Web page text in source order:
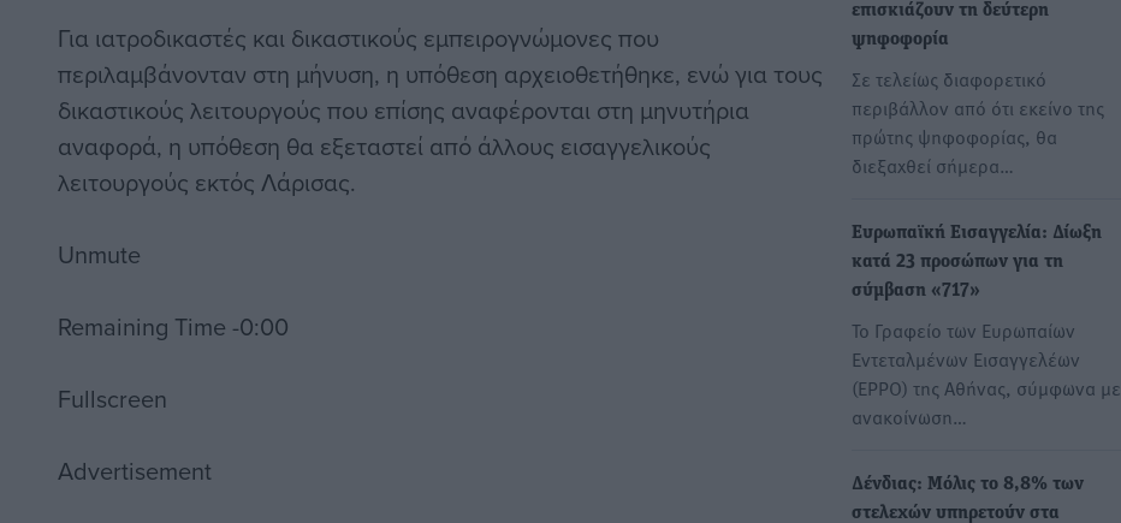
Για ιατροδικαστές και δικαστικούς εμπειρογνώμονες που
περιλαμβάνονταν στη μήνυση, η υπόθεση αρχειοθετήθηκε, ενώ για τους
δικαστικούς λειτουργούς που επίσης αναφέρονται στη μηνυτήρια
αναφορά, η υπόθεση θα εξεταστεί από άλλους εισαγγελικούς
λειτουργούς εκτός Λάρισας.
Unmute
Remaining Time -0:00
Fullscreen
Advertisement
επισκιάζουν τη δεύτερη
ψηφοφορία
Σε τελείως διαφορετικό
περιβάλλον από ότι εκείνο της
πρώτης ψηφοφορίας, θα
διεξαχθεί σήμερα…
Ευρωπαϊκή Εισαγγελία: Δίωξη
κατά 23 προσώπων για τη
σύμβαση «717»
Το Γραφείο των Ευρωπαίων
Εντεταλμένων Εισαγγελέων
(EPPO) της Αθήνας, σύμφωνα με
ανακοίνωση…
Δένδιας: Μόλις το 8,8% των
στελεχών υπηρετούν στα